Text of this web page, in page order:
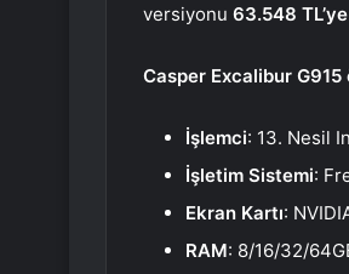
versiyonu 63.548 TL’ye
Casper Excalibur
İşlemci: 13. Nesil
İşletim Sistemi:
Ekran Kartı:
RAM: 8/16/32/